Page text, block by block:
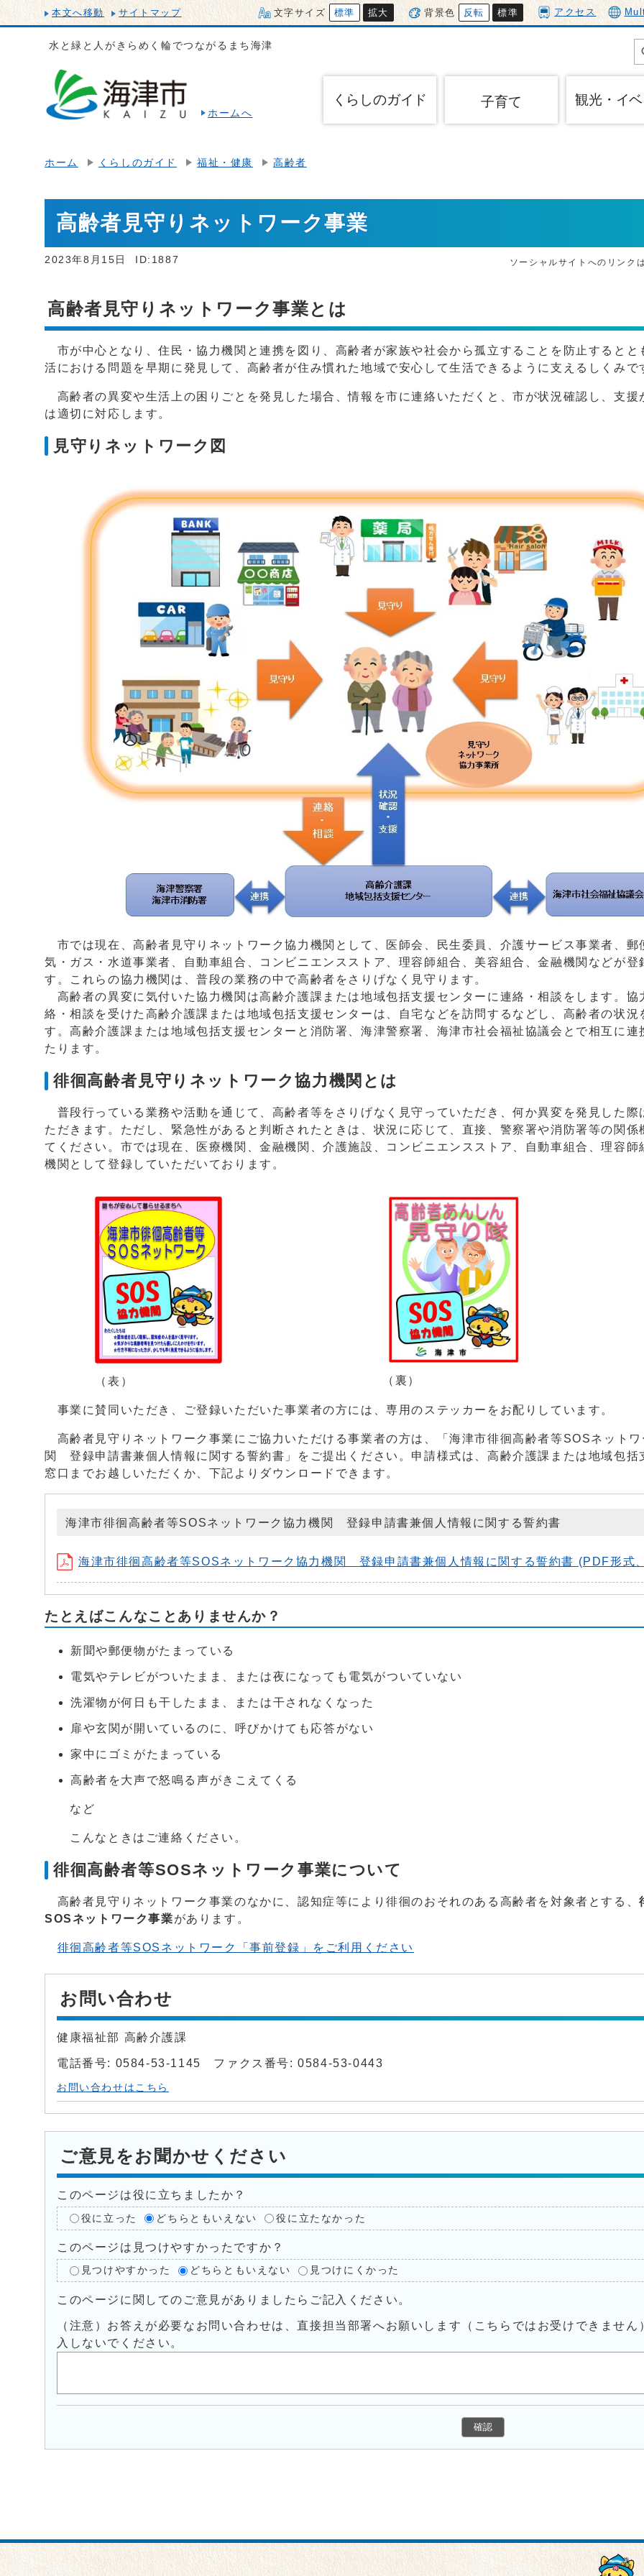
本文へ移動 サイトマップ 文字サイズ 標準 拡大 背景色 反転 標準 アクセス
水と緑と人がきらめく輪でつながるまち海津
ホームへ
くらしのガイド 子育て 観光・イベ
ホーム くらしのガイド 福祉・健康 高齢者
高齢者見守りネットワーク事業
2023年8月15日 ID:1887 ソーシャルサイトへのリンク
高齢者見守りネットワーク事業とは
市が中心となり、住民・協力機関と連携を図り、高齢者が家族や社会から孤立することを防止するとと
活における問題を早期に発見して、高齢者が住み慣れた地域で安心して生活できるように支えるしくみで
高齢者の異変や生活上の困りごとを発見した場合、情報を市に連絡いただくと、市が状況確認し、支援
は適切に対応します。
見守りネットワーク図
市では現在、高齢者見守りネットワーク協力機関として、医師会、民生委員、介護サービス事業者、郵
気・ガス・水道事業者、自動車組合、コンビニエンスストア、理容師組合、美容組合、金融機関などが登
す。これらの協力機関は、普段の業務の中で高齢者をさりげなく見守ります。
高齢者の異変に気付いた協力機関は高齢介護課または地域包括支援センターに連絡・相談をします。協
絡・相談を受けた高齢介護課または地域包括支援センターは、自宅などを訪問するなどし、高齢者の状況
す。高齢介護課または地域包括支援センターと消防署、海津警察署、海津市社会福祉協議会とで相互に連
たります。
徘徊高齢者見守りネットワーク協力機関とは
普段行っている業務や活動を通じて、高齢者等をさりげなく見守っていただき、何か異変を発見した際
ただきます。ただし、緊急性があると判断されたときは、状況に応じて、直接、警察署や消防署等の関係
てください。市では現在、医療機関、金融機関、介護施設、コンビニエンスストア、自動車組合、理容師
機関として登録していただいております。
（表） （裏）
事業に賛同いただき、ご登録いただいた事業者の方には、専用のステッカーをお配りしています。
高齢者見守りネットワーク事業にご協力いただける事業者の方は、「海津市徘徊高齢者等SOSネットワ
関 登録申請書兼個人情報に関する誓約書」をご提出ください。申請様式は、高齢介護課または地域包括
窓口までお越しいただくか、下記よりダウンロードできます。
海津市徘徊高齢者等SOSネットワーク協力機関 登録申請書兼個人情報に関する誓約書
海津市徘徊高齢者等SOSネットワーク協力機関 登録申請書兼個人情報に関する誓約書 (PDF形式
たとえばこんなことありませんか？
新聞や郵便物がたまっている
電気やテレビがついたまま、または夜になっても電気がついていない
洗濯物が何日も干したまま、または干されなくなった
扉や玄関が開いているのに、呼びかけても応答がない
家中にゴミがたまっている
高齢者を大声で怒鳴る声がきこえてくる
など
こんなときはご連絡ください。
徘徊高齢者等SOSネットワーク事業について
高齢者見守りネットワーク事業のなかに、認知症等により徘徊のおそれのある高齢者を対象者とする、
SOSネットワーク事業があります。
徘徊高齢者等SOSネットワーク「事前登録」をご利用ください
お問い合わせ
健康福祉部 高齢介護課
電話番号: 0584-53-1145 ファクス番号: 0584-53-0443
お問い合わせはこちら
ご意見をお聞かせください
このページは役に立ちましたか？
役に立った どちらともいえない 役に立たなかった
このページは見つけやすかったですか？
見つけやすかった どちらともいえない 見つけにくかった
このページに関してのご意見がありましたらご記入ください。
（注意）お答えが必要なお問い合わせは、直接担当部署へお願いします（こちらではお受けできませ
入しないでください。